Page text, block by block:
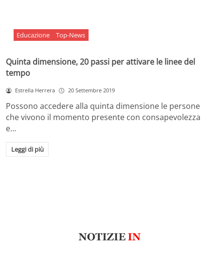
Educazione Top-News
Quinta dimensione, 20 passi per attivare le linee del
tempo
Estrella Herrera 20 Settembre 2019
Possono accedere alla quinta dimensione le persone
che vivono il momento presente con consapevolezza
e…
Leggi di più